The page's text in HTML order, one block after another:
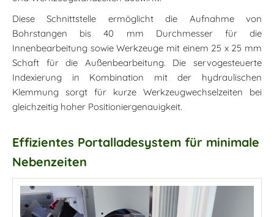
Diese Schnittstelle ermöglicht die Aufnahme von
Bohrstangen bis 40 mm Durchmesser für die
Innenbearbeitung sowie Werkzeuge mit einem 25 x 25 mm
Schaft für die Außenbearbeitung. Die servogesteuerte
Indexierung in Kombination mit der hydraulischen
Klemmung sorgt für kurze Werkzeugwechselzeiten bei
gleichzeitig hoher Positioniergenauigkeit.
Effizientes Portalladesystem für minimale
Nebenzeiten